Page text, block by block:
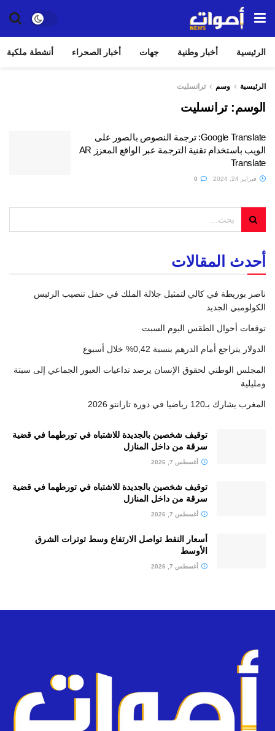
الرئيسية أخبار وطنية جهات أخبار الصحراء أنشطة ملكية
الرئيسية وسم ترانسلیت
الوسم:ترانسلیت
Google Translate: ترجمة النصوص بالصور على
الويب باستخدام تقنية الترجمة عبر الواقع المعزز AR
Translate
فبراير 24, 2024
أحدث المقالات
ناصر بوريطة في كالي لتمثيل جلالة الملك في حفل تنصيب الرئيس
الكولومبي الجديد
توقعات أحوال الطقس اليوم السبت
الدولار يتراجع أمام الدرهم بنسبة 0,42% خلال أسبوع
المجلس الوطني لحقوق الإنسان يرصد تداعيات العبور الجماعي إلى سبتة
ومليلية
المغرب يشارك بـ120 رياضيا في دورة تارانتو 2026
توقيف شخصين بالجديدة للاشتباه في تورطهما في قضية
سرقة من داخل المنازل
أغسطس 7, 2026
توقيف شخصين بالجديدة للاشتباه في تورطهما في قضية
سرقة من داخل المنازل
أغسطس 7, 2026
أسعار النفط تواصل الارتفاع وسط توترات الشرق
الأوسط
أغسطس 7, 2026